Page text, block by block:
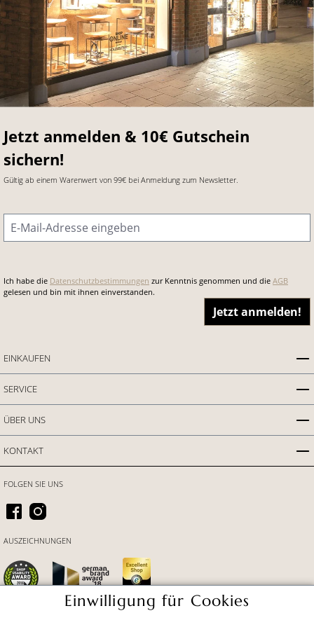
Jetzt anmelden & 10€ Gutschein
sichern!
Gültig ab einem Warenwert von 99€ bei Anmeldung zum Newsletter.
E-Mail-Adresse
Ich habe die Datenschutzbestimmungen zur Kenntnis genommen und die AGB
gelesen und bin mit ihnen einverstanden.
Jetzt anmelden!
EINKAUFEN
SERVICE
ÜBER UNS
KONTAKT
FOLGEN SIE UNS
AUSZEICHNUNGEN
Einwilligung für Cookies